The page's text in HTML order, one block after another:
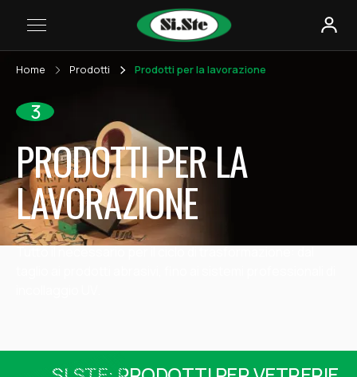
Home Prodotti Prodotti per la lavorazione
3
PRODOTTI PER LA
LAVORAZIONE